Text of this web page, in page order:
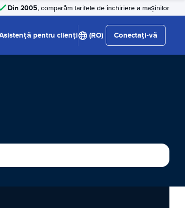
Din 2005, comparăm tarifele de închiriere a mașinilor
pentru clienți (RO) Conectați-vă